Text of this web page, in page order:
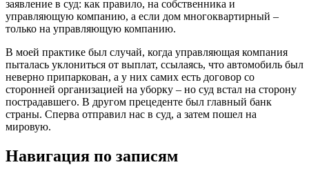
заявление в суд: как правило, на собственника и
управляющую компанию, а если дом многоквартирный –
только на управляющую компанию.
В моей практике был случай, когда управляющая компания
пыталась уклониться от выплат, ссылаясь, что автомобиль был
неверно припаркован, а у них самих есть договор со
сторонней организацией на уборку – но суд встал на сторону
пострадавшего. В другом прецеденте был главный банк
страны. Сперва отправил нас в суд, а затем пошел на
мировую.
Навигация по записям